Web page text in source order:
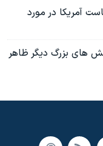
آمريکا در مورد
های بزرگ ديگر ظاهر